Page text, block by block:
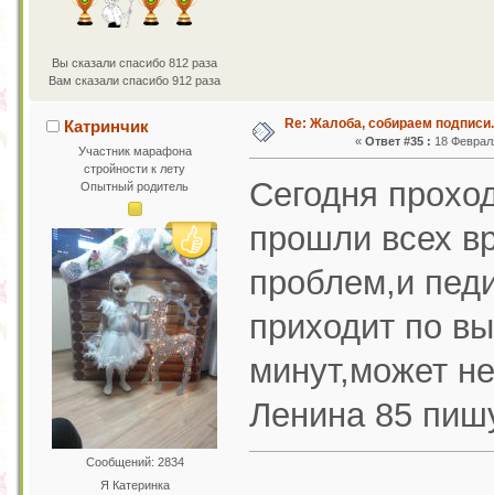
Вы сказали спасибо 812 раза
Вам сказали спасибо 912 раза
Катринчик
Участник марафона
стройности к лету
Опытный родитель
Сообщений: 2834
Я Катеринка
Re: Жалоба, собираем подписи.
« Ответ #35 : 18
Сегодня
прошли всех
проблем,и
приходит по
минут,может
Ленина 85